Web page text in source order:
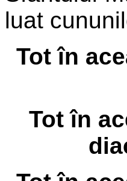
luat
Tot în
Tot în